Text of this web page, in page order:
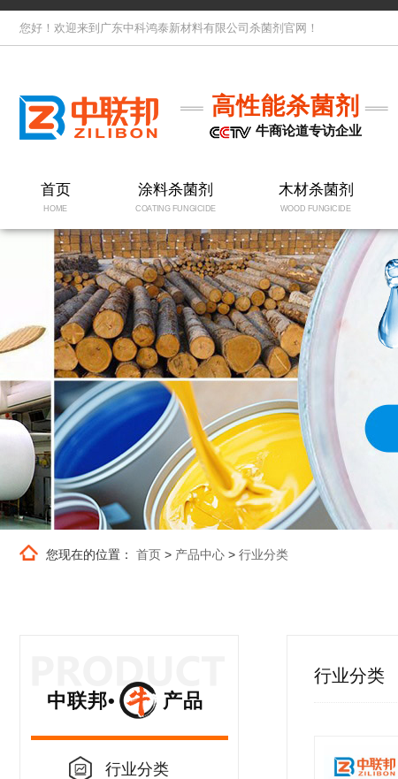
您好！欢迎来到广东中科鸿泰新材料有限公司杀菌剂官网！
高性能杀菌剂
牛商论道专访企业
首页
HOME
涂料杀菌剂
COATING FUNGICIDE
木材杀菌剂
WOOD FUNGICIDE
您现在的位置： 首页 > 产品中心 > 行业分类
中联邦• 产品
行业分类
行业分类